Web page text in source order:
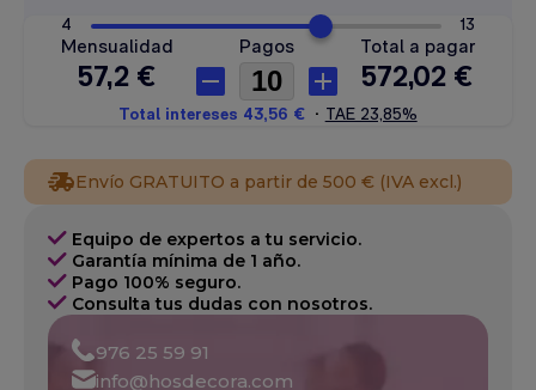
Envío GRATUITO a partir de 500 € (IVA excl.)
Equipo de expertos a tu servicio.
Garantía mínima de 1 año.
Pago 100% seguro.
Consulta tus dudas con nosotros.
976 25 59 91
info@hosdecora.com